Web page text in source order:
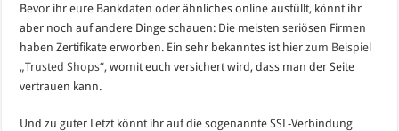
Bevor ihr eure Bankdaten oder ähnliches online ausfüllt, könnt ihr
aber noch auf andere Dinge schauen: Die meisten seriösen Firmen
haben Zertifikate erworben. Ein sehr bekanntes ist hierzum Beispiel
„Trusted Shops“, womit euch versichert wird, dass man der Seite
vertrauen kann.
Und zu guter Letzt könnt ihr auf die sogenannte SSL-Verbindung